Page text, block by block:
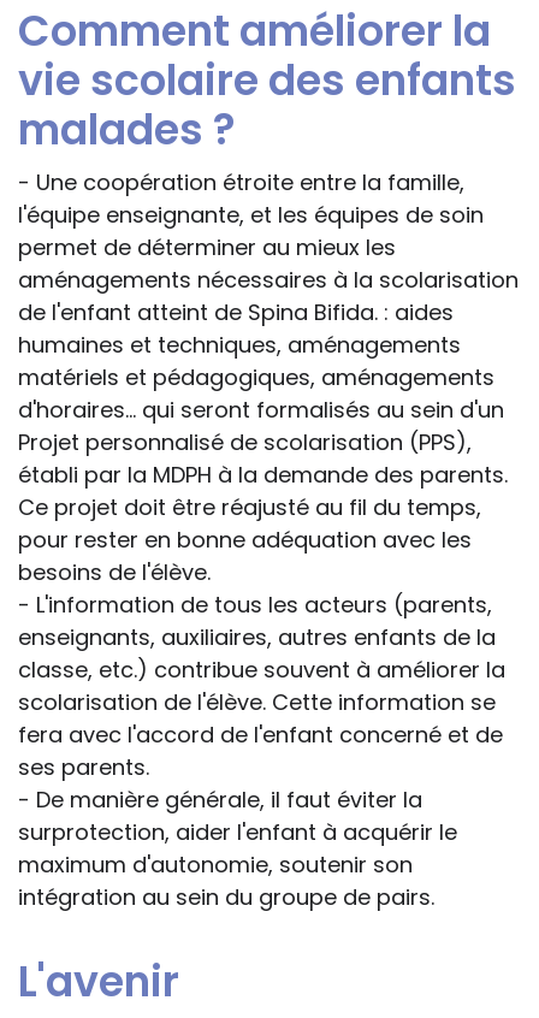
Comment améliorer la
vie scolaire des enfants
malades ?
- Une coopération étroite entre la famille,
l'équipe enseignante, et les équipes de soin
permet de déterminer au mieux les
aménagements nécessaires à la scolarisation
de l'enfant atteint de Spina Bifida. : aides
humaines et techniques, aménagements
matériels et pédagogiques, aménagements
d'horaires... qui seront formalisés au sein d'un
Projet personnalisé de scolarisation (PPS),
établi par la MDPH à la demande des parents.
Ce projet doit être réajusté au fil du temps,
pour rester en bonne adéquation avec les
besoins de l'élève.
- L'information de tous les acteurs (parents,
enseignants, auxiliaires, autres enfants de la
classe, etc.) contribue souvent à améliorer la
scolarisation de l'élève. Cette information se
fera avec l'accord de l'enfant concerné et de
ses parents.
- De manière générale, il faut éviter la
surprotection, aider l'enfant à acquérir le
maximum d'autonomie, soutenir son
intégration au sein du groupe de pairs.
L'avenir